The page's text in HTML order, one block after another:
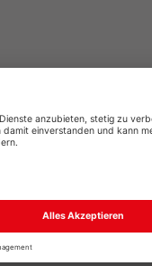
Kontaktformular zur
für die Zukunft per
finden Sie in unserer